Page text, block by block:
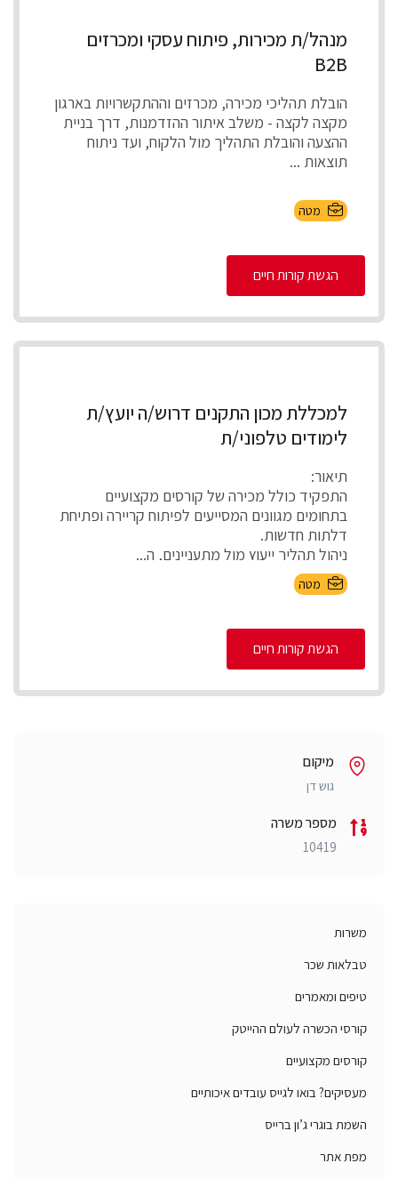
מנהל/ת מכירות, פיתוח עסקי ומכרזים
B2B
הובלת תהליכי מכירה, מכרזים וההתקשרויות בארגון
מקצה לקצה - משלב איתור ההזדמנות, דרך בניית
ההצעה והובלת התהליך מול הלקוח, ועד ניתוח
תוצאות ...
מטה
הגשת קורות חיים
למכללת מכון התקנים דרוש/ה יועץ/ת
לימודים טלפוני/ת
תיאור:
התפקיד כולל מכירה של קורסים מקצועיים
בתחומים מגוונים המסייעים לפיתוח קריירה ופתיחת
דלתות חדשות.
ניהול תהליך ייעוץ מול מתעניינים, ה...
מטה
הגשת קורות חיים
מיקום
גוש דן
מספר משרה
10419
משרות
טבלאות שכר
טיפים ומאמרים
קורסי הכשרה לעולם ההייטק
קורסים מקצועיים
מעסיקים? בואו לגייס עובדים איכותיים
השמת בוגרי ג’ון ברייס
מפת אתר